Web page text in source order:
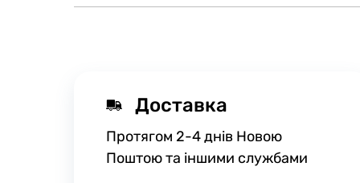
Доставка
Протягом 2-4 днів Новою
Поштою та іншими службами